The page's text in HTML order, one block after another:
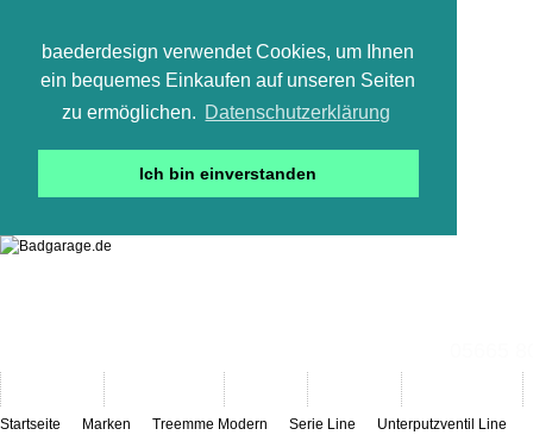
baederdesign verwendet Cookies, um Ihnen
ein bequemes Einkaufen auf unseren Seiten
zu ermöglichen. Datenschutzerklärung
Ich bin einverstanden
Startseite Marken Treemme Modern Serie Line Unterputzventil Line